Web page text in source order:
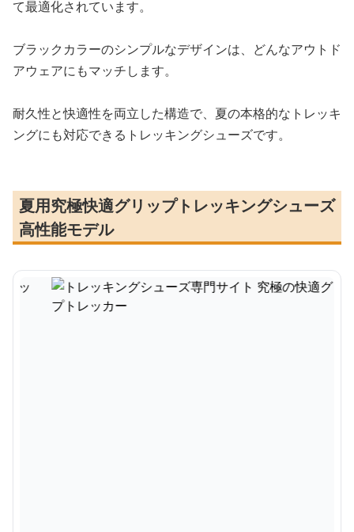
て最適化されています。
ブラックカラーのシンプルなデザインは、どんなアウトド
アウェアにもマッチします。
耐久性と快適性を両立した構造で、夏の本格的なトレッキ
ングにも対応できるトレッキングシューズです。
夏用究極快適グリップトレッキングシューズ
高性能モデル